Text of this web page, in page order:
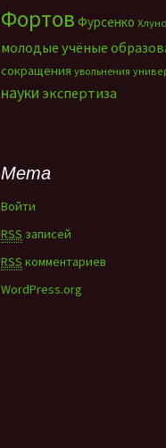
Фортов Фурсенко
молодые учёные
сокращения увольнения
науки экспертиза
Мета
Войти
RSS записей
RSS комментариев
WordPress.org